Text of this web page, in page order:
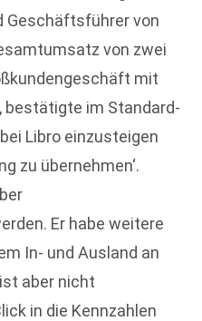
Geschäftsführer von
von zwei
mit
bestätigte im Standard-
Libro einzusteigen
zu übernehmen‘.
Er habe weitere
In- und Ausland an
aber nicht
in die Kennzahlen